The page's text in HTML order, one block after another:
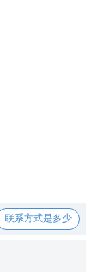
联系方式是多少